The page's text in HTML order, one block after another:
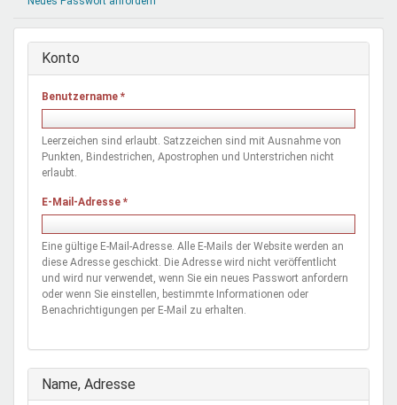
Schule & Beruf
Demokratie & Beteiligung
Konto
Benutzername *
Leerzeichen sind erlaubt. Satzzeichen sind mit Ausnahme von
Punkten, Bindestrichen, Apostrophen und Unterstrichen nicht
erlaubt.
E-Mail-Adresse *
Eine gültige E-Mail-Adresse. Alle E-Mails der Website werden an
diese Adresse geschickt. Die Adresse wird nicht veröffentlicht
und wird nur verwendet, wenn Sie ein neues Passwort anfordern
oder wenn Sie einstellen, bestimmte Informationen oder
Benachrichtigungen per E-Mail zu erhalten.
Ausblenden
Name, Adresse